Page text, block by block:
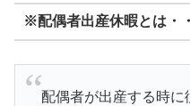
※配偶者出産休暇とは・
配偶者が出産する時